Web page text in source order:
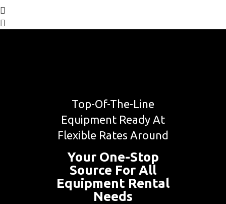
Top-Of-The-Line
Equipment Ready At
Flexible Rates Around
Your One-Stop
Source For All
Equipment Rental
Needs